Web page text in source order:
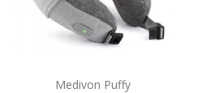
Medivon Puffy